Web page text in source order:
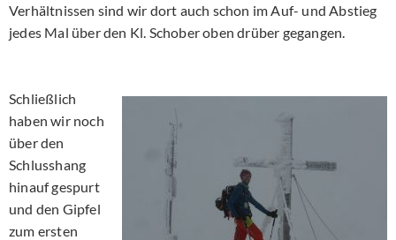
Verhältnissen sind wir dort auch schon im Auf- und Abstieg
jedes Mal über den Kl. Schober oben drüber gegangen.
Schließlich
haben wir noch
über den
Schlusshang
hinauf gespurt
und den Gipfel
zum ersten